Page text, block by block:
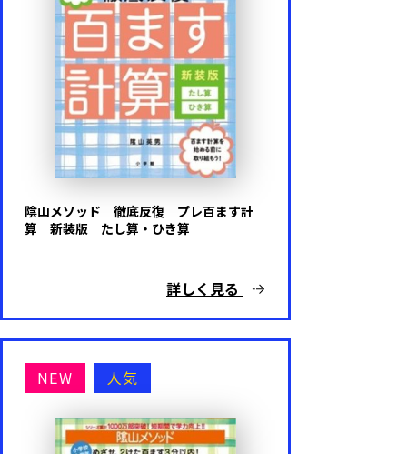
陰山メソッド 徹底反復 プレ百ます計
算 新装版 たし算・ひき算
詳しく見る
NEW 人気